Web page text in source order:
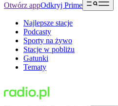
Otwórz appOdkryj Prime
Najlepsze stacje
Podcasty
Sporty na żywo
Stacje w pobliżu
Gatunki
Tematy